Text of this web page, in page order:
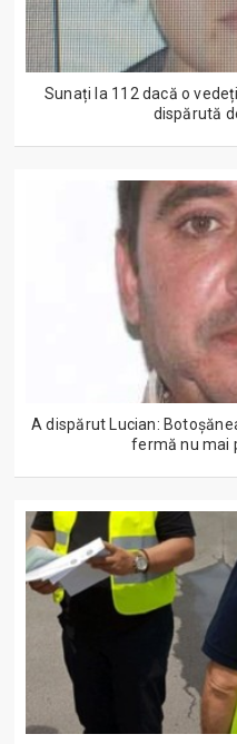
Sunați la 112 dacă o
dispărută
A dispărut Lucian:
fermă nu mai